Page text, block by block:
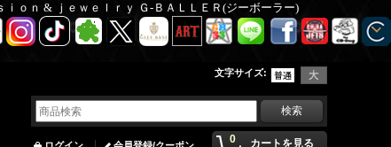
ｏｎ & ｊｅｗｅｌｒｙ Ｇ-ＢＡＬＬＥＲ(ジーボーラー)
文字サイズ:
0 カートを見る